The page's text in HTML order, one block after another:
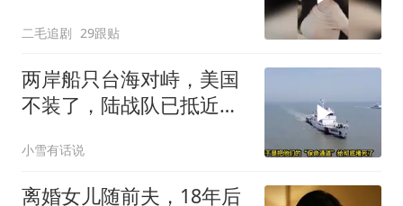
二毛追剧 29跟贴
两岸船只台海对峙，美国
不装了，陆战队已抵近台
小雪有话说
离婚女儿随前夫，18年后